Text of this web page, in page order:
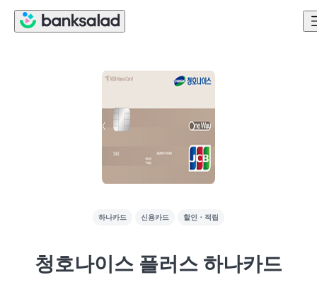
하나카드 신용카드 할인・적립
청호나이스 플러스 하나카드